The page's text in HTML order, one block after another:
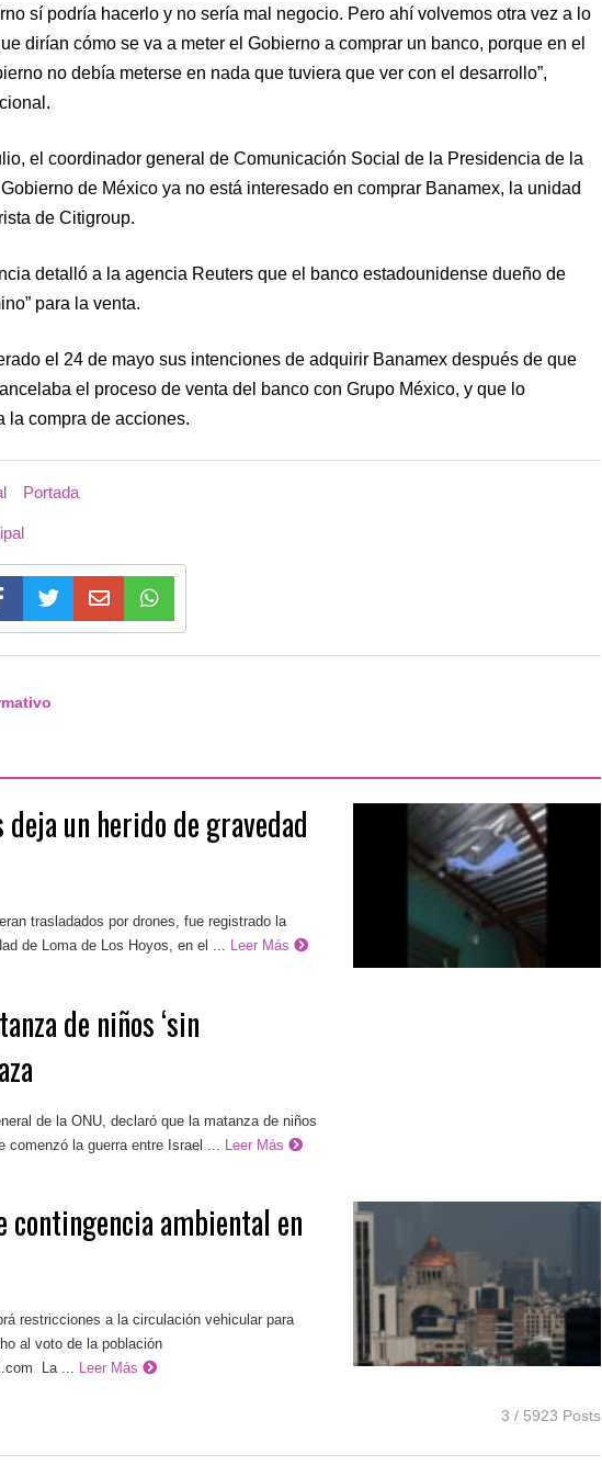
sí podría hacerlo y no sería mal negocio. Pero ahí volvemos otra vez a lo
dirían cómo se va a meter el Gobierno a comprar un banco, porque en el
no debía meterse en nada que tuviera que ver con el desarrollo”,
el coordinador general de Comunicación Social de la Presidencia de la
de México ya no está interesado en comprar Banamex, la unidad
de Citigroup.
detalló a la agencia Reuters que el banco estadounidense dueño de
para la venta.
el 24 de mayo sus intenciones de adquirir Banamex después de que
el proceso de venta del banco con Grupo México, y que lo
la compra de acciones.
Portada
un herido de gravedad
trasladados por drones, fue registrado la
de Loma de Los Hoyos, en el ...
Leer Más
de niños ‘sin
de la ONU, declaró que la matanza de niños
la guerra entre Israel ...
Leer Más
contingencia ambiental en
restricciones a la circulación vehicular para
al voto de la población
La ... Leer Más
3 / 5923 Posts